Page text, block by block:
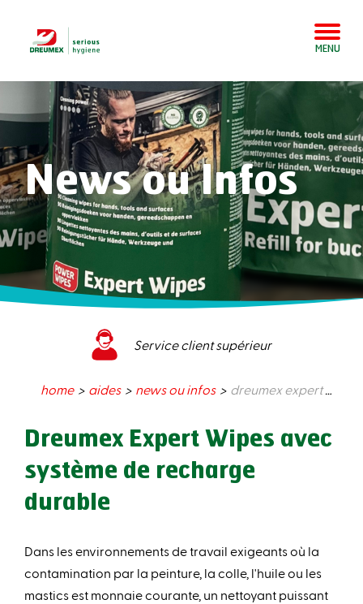
MENU
News ou Infos
Service client supérieur
home aides news ou infos dreumex expert wipes avec système de recharge durable
Dreumex Expert Wipes avec
système de recharge
durable
Dans les environnements de travail exigeants où la
contamination par la peinture, la colle, l'huile ou les
mastics est monnaie courante, un nettoyant puissant